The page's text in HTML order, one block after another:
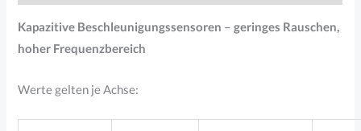
Kapazitive Beschleunigungssensoren – geringes Rauschen,
hoher Frequenzbereich
Werte gelten je Achse: